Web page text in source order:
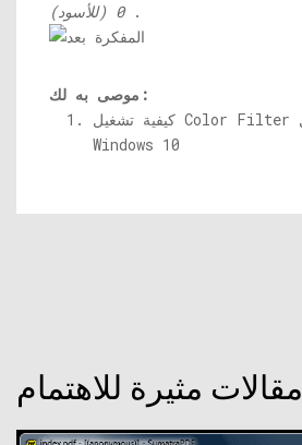
0 (للأسود).
موصى به لك:
كيفية تشغيل Color Filter في نظام التشغيل
Windows 10
مقالات مثيرة للاهتمام